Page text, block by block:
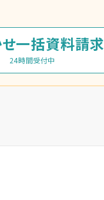
一括資料請求
24時間受付中